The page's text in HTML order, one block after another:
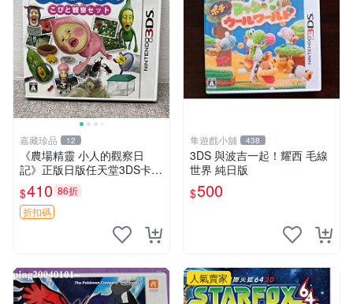
嘉藏珍品 12
《農場精靈 小人的觀察日
記》正版日版任天堂3DS卡帶
1張，同時購第二張起可減
張， 成色如圖，原相機拍
攝，一卡一拍，因相機，光線
環境等因素，成色可能與
$410 86折
折扣碼
隼遊戲小舖 438
3DS 與波吉一起！耀西 毛線
世界 純日版
$500
人氣賣家